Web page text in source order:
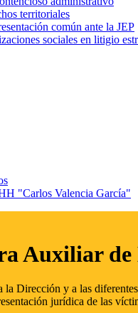
territoriales
común ante la JEP
sociales en litigio
"Carlos Valencia García"
Auxiliar
la Dirección y a las
jurídica de las